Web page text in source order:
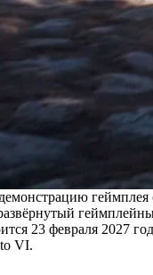
23 февраля 2027
VI.